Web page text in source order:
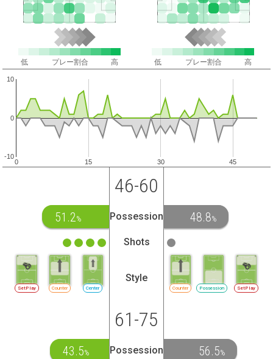
低 プレー割合 高 低 プレー割合 高
0 15 30 45
-10
0
10
46-60
51.2% Possession 48.8%
Shots
Center
Counter
SetPlay
Style
Counter Possession SetPlay
61-75
43.5% Possession 56.5%